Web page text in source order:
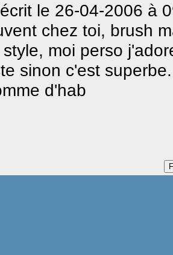
le 26-04-2006 à
chez toi, brush
moi perso
sinon c'est superbe.
d'hab